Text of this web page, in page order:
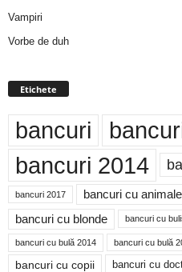
Vampiri
Vorbe de duh
Etichete
bancuri
bancuri 2014
bancuri 2017 bancuri cu animale
bancuri cu blonde bancuri cu
bancuri cu bulă 2014 bancuri cu bulă
bancuri cu copii bancuri cu